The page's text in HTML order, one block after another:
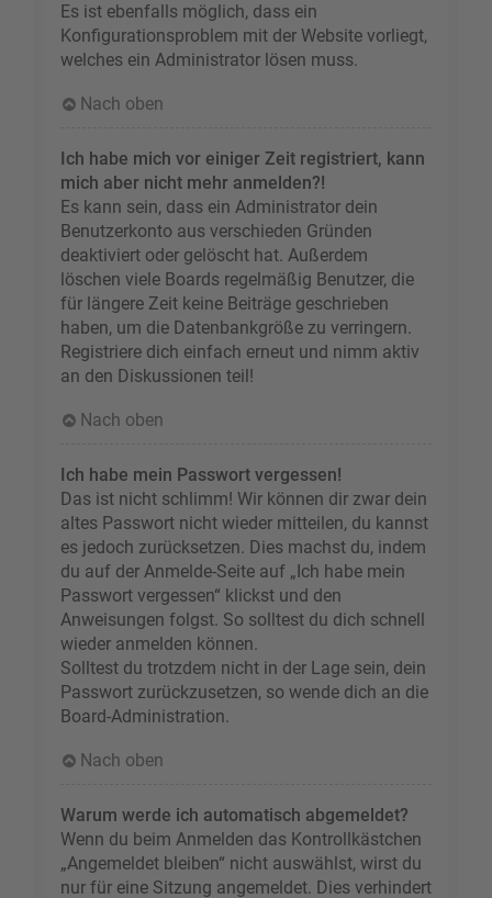
Es ist ebenfalls möglich, dass ein
Konfigurationsproblem mit der Website vorliegt,
welches ein Administrator lösen muss.
Nach oben
Ich habe mich vor einiger Zeit registriert, kann
mich aber nicht mehr anmelden?!
Es kann sein, dass ein Administrator dein
Benutzerkonto aus verschieden Gründen
deaktiviert oder gelöscht hat. Außerdem
löschen viele Boards regelmäßig Benutzer, die
für längere Zeit keine Beiträge geschrieben
haben, um die Datenbankgröße zu verringern.
Registriere dich einfach erneut und nimm aktiv
an den Diskussionen teil!
Nach oben
Ich habe mein Passwort vergessen!
Das ist nicht schlimm! Wir können dir zwar dein
altes Passwort nicht wieder mitteilen, du kannst
es jedoch zurücksetzen. Dies machst du, indem
du auf der Anmelde-Seite auf „Ich habe mein
Passwort vergessen“ klickst und den
Anweisungen folgst. So solltest du dich schnell
wieder anmelden können.
Solltest du trotzdem nicht in der Lage sein, dein
Passwort zurückzusetzen, so wende dich an die
Board-Administration.
Nach oben
Warum werde ich automatisch abgemeldet?
Wenn du beim Anmelden das Kontrollkästchen
„Angemeldet bleiben“ nicht auswählst, wirst du
nur für eine Sitzung angemeldet. Dies verhindert